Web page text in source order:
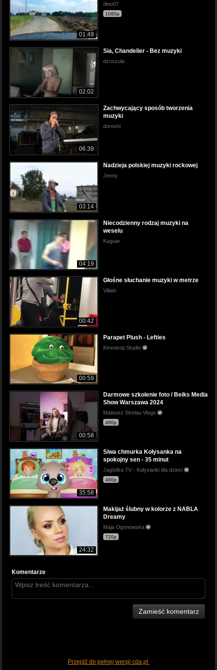
01:49
dino07
1080p
02:02
Sia, Chandelier - Bez muzyki
dzoszula
06:39
Zachwycający sposób tworzenia
muzyki
doroshi
03:14
Nadzieja polskiej muzyki rockowej
Jenny
04:19
Niecodzienny rodzaj muzyki na
weselu
Kuguar
00:42
Głośne słuchanie muzyki w metrze
Villain
00:59
Parapet Plush - Lefties
Kineskop Studio
00:58
Darmowe szkolenie foto / Beiks Media
Show Warszawa 2024
Mateusz Strelau Vlogs
480p
35:58
Siwa chmurka Kołysanka na
spokojny sen - 35 minut
Jagódka TV - Kołysanki dla dzieci
480p
24:32
Makijaż ślubny w kolorze z NABLA
Dreamy
Maja Ogonowska
720p
Komentarze
Zamieść komentarz
Przejdź do pełnej wersji cda.pl